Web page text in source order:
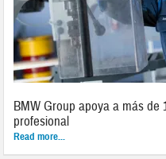
BMW Group apoya a más
profesional
Read more...